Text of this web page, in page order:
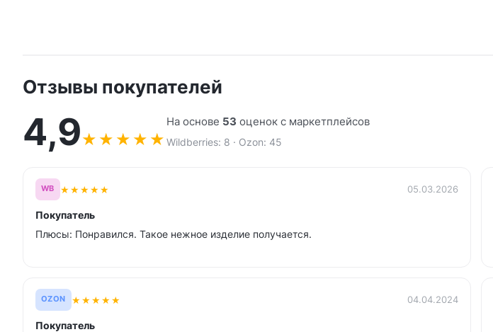
Отзывы покупателей
4,9★ ★ ★ ★ ★
На основе 53 оценок с маркетплейсов
Wildberries: 8 · Ozon: 45
WB ★★★★★ 05.03.2026
Покупатель
Плюсы: Понравился. Такое нежное изделие получается.
OZON ★★★★★ 04.04.2024
Покупатель